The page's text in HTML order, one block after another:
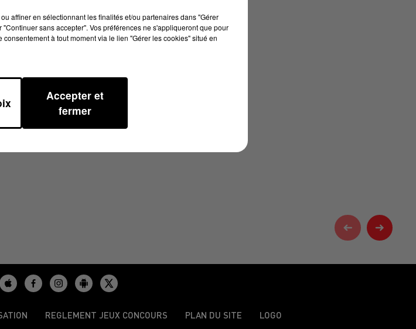
REGLEMENT JEUX CONCOURS PLAN DU SITE LOGO
affiner en sélectionnant les finalités et/ou partenaires dans "Gérer
sans accepter". Vos préférences ne s'appliqueront que pour
à tout moment via le lien "Gérer les cookies" situé en
Accepter et
fermer